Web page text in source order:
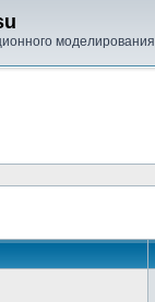
моделирования